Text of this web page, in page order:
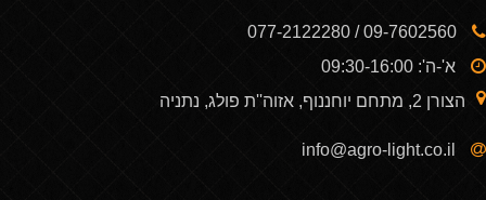
א'-ה': 09:30-16:00
הצורן 2, מתחם יוחננוף, אזוה''ת פולג, נתניה